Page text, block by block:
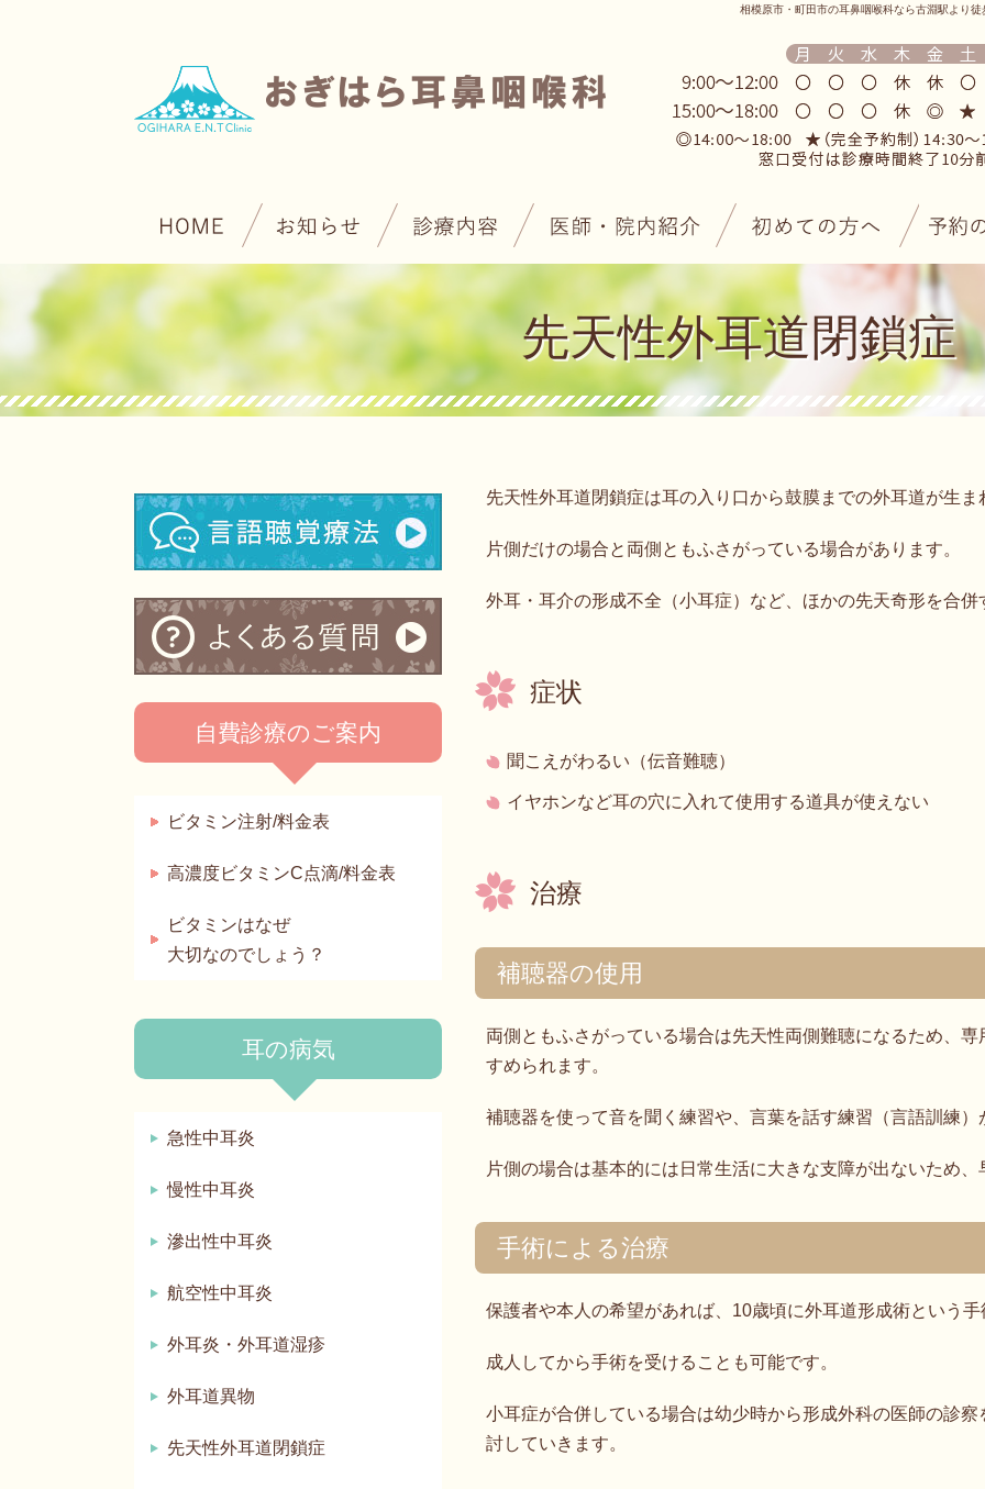
相模原市・町田市の耳鼻咽喉科なら古淵駅より
先天性外耳道閉鎖症
先天性外耳道閉鎖症は耳の入り口から鼓膜までの外耳道が生ま
片側だけの場合と両側ともふさがっている場合があります。
外耳・耳介の形成不全（小耳症）など、ほかの先天奇形を合併
症状
聞こえがわるい（伝音難聴）
イヤホンなど耳の穴に入れて使用する道具が使えない
治療
補聴器の使用
両側ともふさがっている場合は先天性両側難聴になるため、
すめられます。
補聴器を使って音を聞く練習や、言葉を話す練習（言語訓練）
片側の場合は基本的には日常生活に大きな支障が出ないため、
手術による治療
保護者や本人の希望があれば、10歳頃に外耳道形成術という手
成人してから手術を受けることも可能です。
小耳症が合併している場合は幼少時から形成外科の医師の診
討していきます。
自費診療のご案内
ビタミン注射/料金表
高濃度ビタミンC点滴/料金表
ビタミンはなぜ
大切なのでしょう？
耳の病気
急性中耳炎
慢性中耳炎
滲出性中耳炎
航空性中耳炎
外耳炎・外耳道湿疹
外耳道異物
先天性外耳道閉鎖症